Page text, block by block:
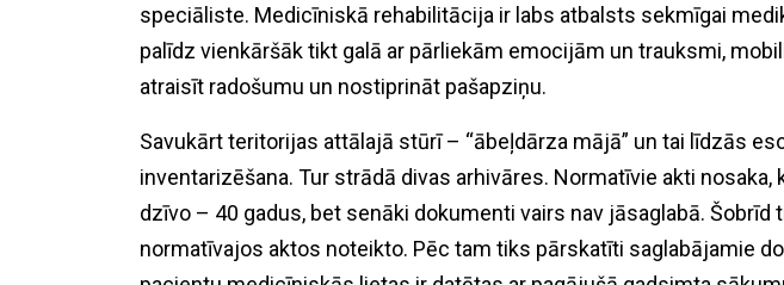
speciāliste. Medicīniskā rehabilitācija ir labs atbalsts sekmīgai
palīdz vienkāršāk tikt galā ar pārliekām emocijām un trauksmi,
atraisīt radošumu un nostiprināt pašapziņu.
Savukārt teritorijas attālajā stūrī – “ābeļdārza mājā” un tai līdzās
inventarizēšana. Tur strādā divas arhivāres. Normatīvie akti
dzīvo – 40 gadus, bet senāki dokumenti vairs nav jāsaglabā.
normatīvajos aktos noteikto. Pēc tam tiks pārskatīti saglabājamie